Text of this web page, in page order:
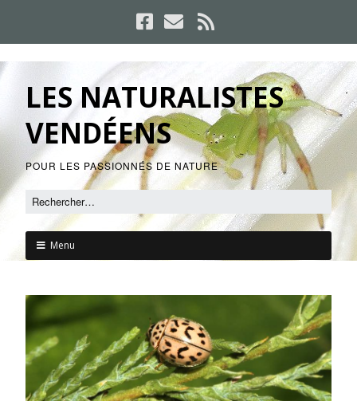
LES NATURALISTES
VENDÉENS
POUR LES PASSIONNÉS DE NATURE
Menu